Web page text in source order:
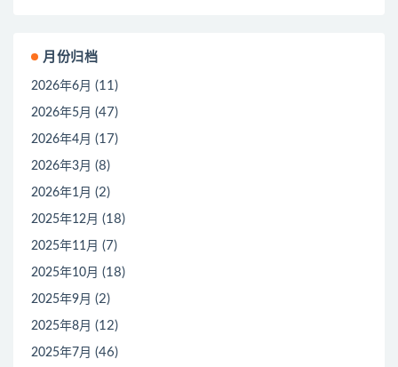
月份归档
2026年6月 (11)
2026年5月 (47)
2026年4月 (17)
2026年3月 (8)
2026年1月 (2)
2025年12月 (18)
2025年11月 (7)
2025年10月 (18)
2025年9月 (2)
2025年8月 (12)
2025年7月 (46)